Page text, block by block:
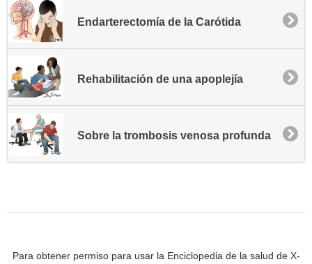
Endarterectomía de la Carótida
Rehabilitación de una apoplejía
Sobre la trombosis venosa profunda
Para obtener permiso para usar la Enciclopedia de la salud de X-